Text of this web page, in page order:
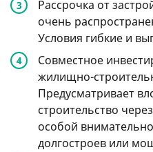
Рассрочка от
очень
Условия гибкие и
Совместное
жилищно-
Предусматривает
строительство
особой
долгостроев или